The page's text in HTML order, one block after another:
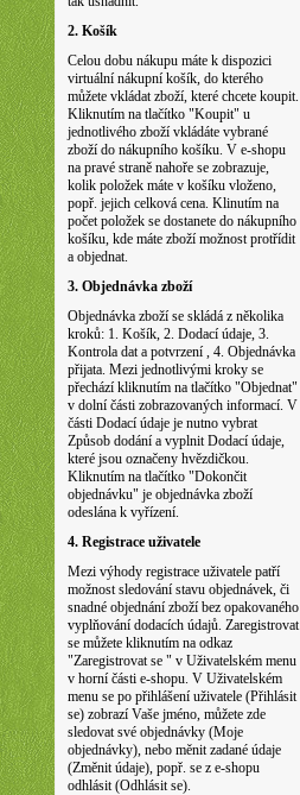
2. Košík
Celou dobu nákupu máte k dispozici
virtuální nákupní košík, do kterého
můžete vkládat zboží, které chcete koupit.
Kliknutím na tlačítko "Koupit" u
jednotlivého zboží vkládáte vybrané
zboží do nákupního košíku. V e-shopu
na pravé straně nahoře se zobrazuje,
kolik položek máte v košíku vloženo,
popř. jejich celková cena. Klinutím na
počet položek se dostanete do nákupního
košíku, kde máte zboží možnost protřídit
a objednat.
3. Objednávka zboží
Objednávka zboží se skládá z několika
kroků: 1. Košík, 2. Dodací údaje, 3.
Kontrola dat a potvrzení , 4. Objednávka
přijata. Mezi jednotlivými kroky se
přechází kliknutím na tlačítko "Objednat"
v dolní části zobrazovaných informací. V
části Dodací údaje je nutno vybrat
Způsob dodání a vyplnit Dodací údaje,
které jsou označeny hvězdičkou.
Kliknutím na tlačítko "Dokončit
objednávku" je objednávka zboží
odeslána k vyřízení.
4. Registrace uživatele
Mezi výhody registrace uživatele patří
možnost sledování stavu objednávek, či
snadné objednání zboží bez opakovaného
vyplňování dodacích údajů. Zaregistrovat
se můžete kliknutím na odkaz
"Zaregistrovat se " v Uživatelském menu
v horní části e-shopu. V Uživatelském
menu se po přihlášení uživatele (Přihlásit
se) zobrazí Vaše jméno, můžete zde
sledovat své objednávky (Moje
objednávky), nebo měnit zadané údaje
(Změnit údaje), popř. se z e-shopu
odhlásit (Odhlásit se).